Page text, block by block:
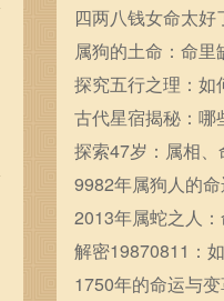
易生男宝宝
四两八钱女命太
八钱女命
属狗的土命：命
的契机
探究五行之理：如
格属木？
古代星宿揭秘：哪
命运
探索47岁：属相
交织
9982年属狗人的
议
2013年属蛇之人
度解析与人生启示
解密19870811：
生日转化为人生的
1750年的命运与